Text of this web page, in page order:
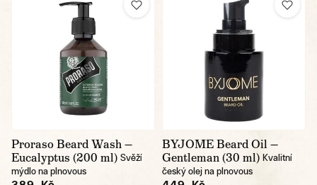
Proraso Beard Wash —
Eucalyptus (200 ml) Svěží
mýdlo na plnovous
BYJOME Beard Oil —
Gentleman (30 ml) Kvalitní
český olej na plnovous